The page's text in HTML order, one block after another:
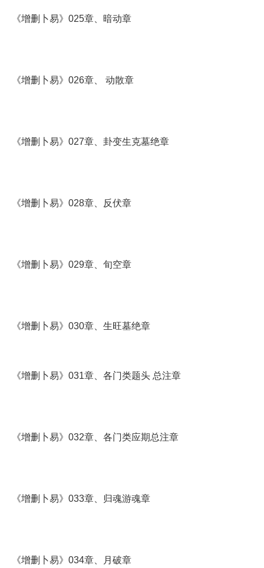
《增删卜易》025章、暗动章
《增删卜易》026章、 动散章
《增删卜易》027章、卦变生克墓绝章
《增删卜易》028章、反伏章
《增删卜易》029章、旬空章
《增删卜易》030章、生旺墓绝章
《增删卜易》031章、各门类题头 总注章
《增删卜易》032章、各门类应期总注章
《增删卜易》033章、归魂游魂章
《增删卜易》034章、月破章